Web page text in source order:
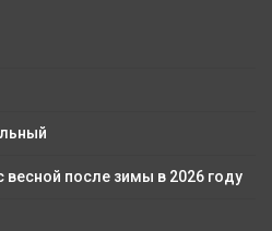
после зимы в 2026 году